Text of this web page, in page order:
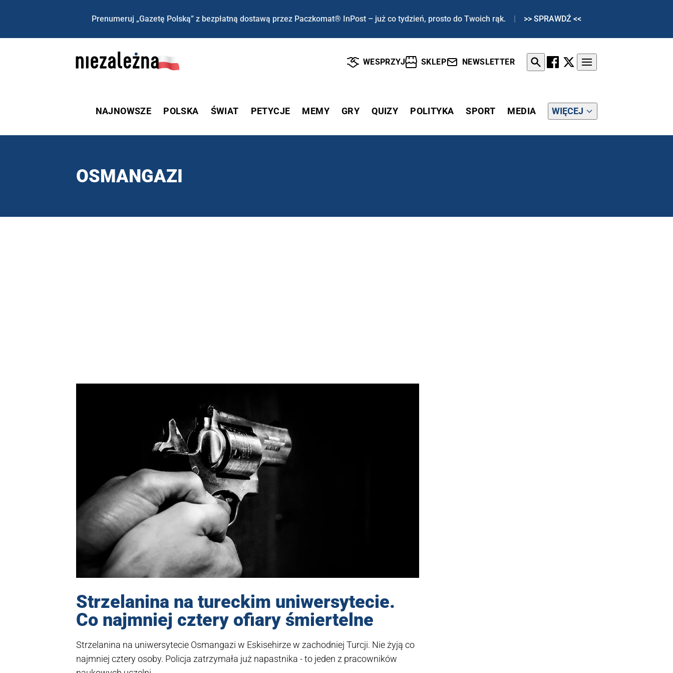
Prenumeruj „Gazetę Polską” z bezpłatną dostawą przez Paczkomat® InPost – już co tydzień, prosto do Twoich rąk. | >> SPRAWDŹ <<
WESPRZYJ SKLEP NEWSLETTER
NAJNOWSZE POLSKA ŚWIAT PETYCJE MEMY GRY QUIZY POLITYKA SPORT MEDIA WIĘCEJ
OSMANGAZI
Strzelanina na tureckim uniwersytecie.
Co najmniej cztery ofiary śmiertelne
Strzelanina na uniwersytecie Osmangazi w Eskisehirze w zachodniej Turcji. Nie żyją co
najmniej cztery osoby. Policja zatrzymała już napastnika - to jeden z pracowników